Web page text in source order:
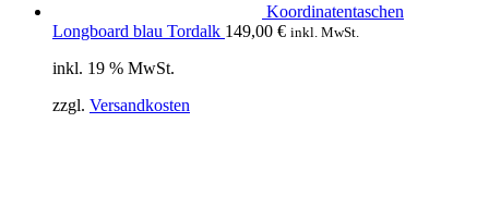
Koordinatentaschen
Longboard blau Tordalk 149,00 € inkl. MwSt.
inkl. 19 % MwSt.
zzgl. Versandkosten